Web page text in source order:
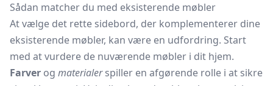
Sådan matcher du med eksisterende møbler
At vælge det rette sidebord, der komplementerer dine
eksisterende møbler, kan være en udfordring. Start
med at vurdere de nuværende møbler i dit hjem.
Farver og materialerspiller en afgørende rolle i at sikre